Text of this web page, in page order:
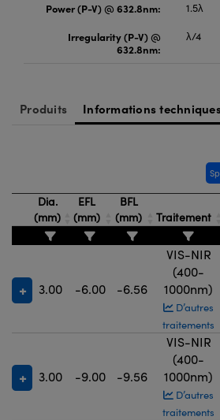
Power (P-V) @ 632.8nm:
1.5λ
Irregularity (P-V) @
632.8nm:
λ/4
Produits Informations
Dia.
(mm)
EFL
(mm)
BFL
(mm)
Traitement
3.00 -6.00 -6.56
VIS-NIR
(400-
1000nm)
D’autres
traitements
3.00 -9.00 -9.56
VIS-NIR
(400-
1000nm)
D’autres
traitements